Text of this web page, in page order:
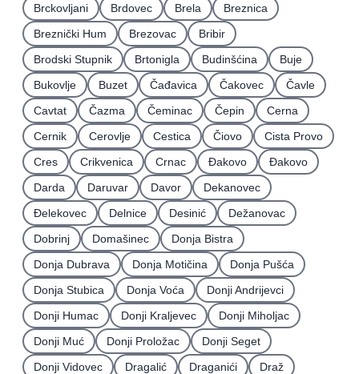
Brckovljani
Brdovec Brela
Breznica
Breznički Hum
Brezovac
Bribir
Brodski Stupnik
Brtonigla Budinšćina
Buje
Bukovlje
Buzet Čađavica Čakovec
Čavle
Cavtat
Čazma Čeminac Čepin
Cerna
Cernik
Cerovlje Cestica Čiovo
Cista Provo
Cres
Crikvenica Crnac Đakovo
Ðakovo
Darda
Daruvar Davor
Dekanovec
Ðelekovec
Delnice Desinić
Dežanovac
Dobrinj
Domašinec
Donja Bistra
Donja Dubrava
Donja Motičina
Donja Pušća
Donja Stubica
Donja Voća
Donji Andrijevci
Donji Humac
Donji Kraljevec
Donji Miholjac
Donji Muć
Donji Proložac
Donji Seget
Donji Vidovec
Dragalić Draganići
Draž